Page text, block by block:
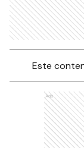
Este
Ads